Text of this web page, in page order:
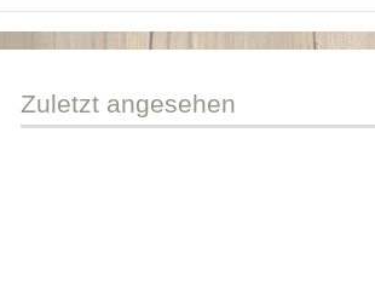
Zuletzt angesehen